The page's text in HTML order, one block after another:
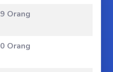
9 Orang
0 Orang